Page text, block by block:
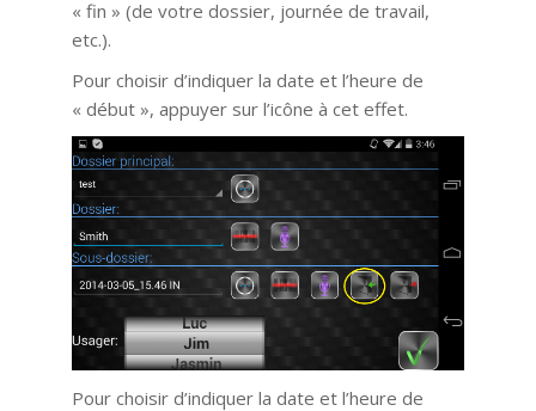
« fin » (de votre dossier, journée de travail,
etc.).
Pour choisir d’indiquer la date et l’heure de
« début », appuyer sur l’icône à cet effet.
Pour choisir d’indiquer la date et l’heure de